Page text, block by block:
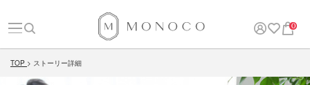
0
TOP ストーリー詳細